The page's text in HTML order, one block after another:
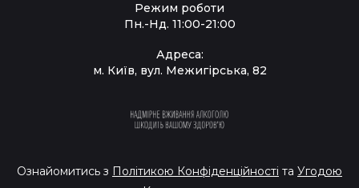
Режим роботи
Пн.-Нд. 11:00-21:00
Адреса:
м. Київ, вул. Межигірська, 82
Ознайомитись з Політикою Конфіденційності та Угодою